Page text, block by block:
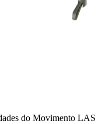
do Movimento LAS